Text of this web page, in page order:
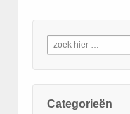
Categorieën